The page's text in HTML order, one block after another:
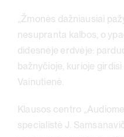
„Žmonės dažniausiai
nesupranta kalbos, o
didesnėje erdvėje:
bažnyčioje, kurioje girdisi
Vainutienė.
Klausos centro
specialistė J.